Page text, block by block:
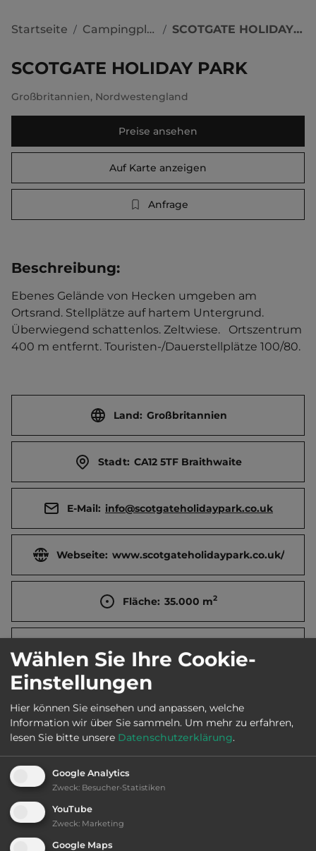
Startseite / Campingplätze / SCOTGATE HOLIDAY PARK
SCOTGATE HOLIDAY PARK
Großbritannien, Nordwestengland
Preise ansehen
Auf Karte anzeigen
Anfrage
Beschreibung:
Ebenes Gelände von Hecken umgeben am
Ortsrand. Stellplätze auf hartem Untergrund.
Überwiegend schattenlos. Zeltwiese.   Ortszentrum
400 m entfernt. Touristen-/Dauerstellplätze 100/80.
Land: Großbritannien
Stadt: CA12 5TF Braithwaite
E-Mail: info@scotgateholidaypark.co.uk
Webseite: www.scotgateholidaypark.co.uk/
Fläche: 35.000 m2
Telefon:
Ausstattung
Klassifizierung: befriedigend
Wählen Sie Ihre Cookie-
Einstellungen
Hier können Sie einsehen und anpassen, welche
Information wir über Sie sammeln. Um mehr zu erfahren,
lesen Sie bitte unsere Datenschutzerklärung.
Google Analytics
Zweck: Besucher-Statistiken
YouTube
Zweck: Marketing
Google Maps